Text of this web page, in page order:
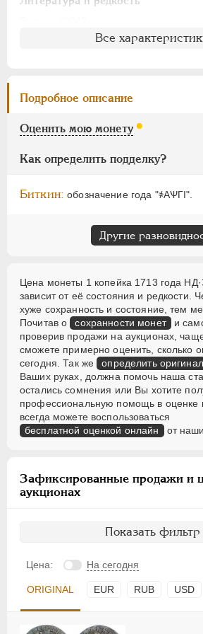
: не вошла в описание
Семёнов: не вошла в описание
ГМ
Брекке: не вошла в описание
Все
Подробное описание
Оценить мою монету
Как определить подделку?
Биткин: обозначение года "҂АѰГI".
Другие
Цена монеты 1 копейка 1713 года
зависит от её состояния и редкости.
хуже сохранность и состояние, тем
Почитав о сохранности монет и
проверив продажи на аукционах,
сможете примерно оценить, сколько
сегодня. Так же определить
Ваших руках, должна помочь наша
остались сомнения или Вы хотите
профессиональную помощь в оценке
всегда можете воспользоваться
бесплатной оценкой онлайн от
Зафиксированные продажи и
аукционах
Показать фильтр
Цена: На сегодня
ORIGINAL EUR RUB USD
1855-1881
ВРЕМЕННОЕ ПРАВ. 1917-1918